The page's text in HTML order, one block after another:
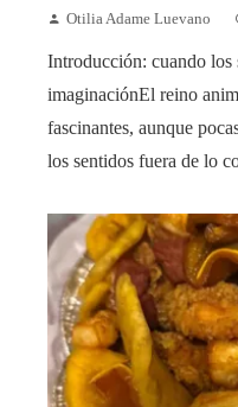
Otilia Adame Luevano
Introducción: cuando los
imaginaciónEl reino
fascinantes, aunque
los sentidos fuera de lo